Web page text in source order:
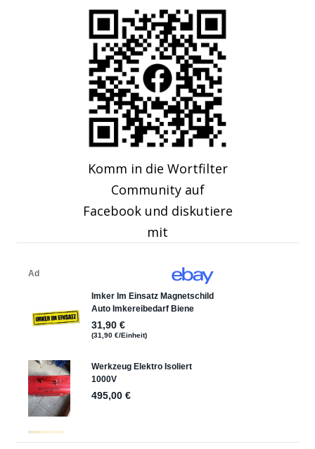
Komm in die Wortfilter
Community auf
Facebook und diskutiere
mit